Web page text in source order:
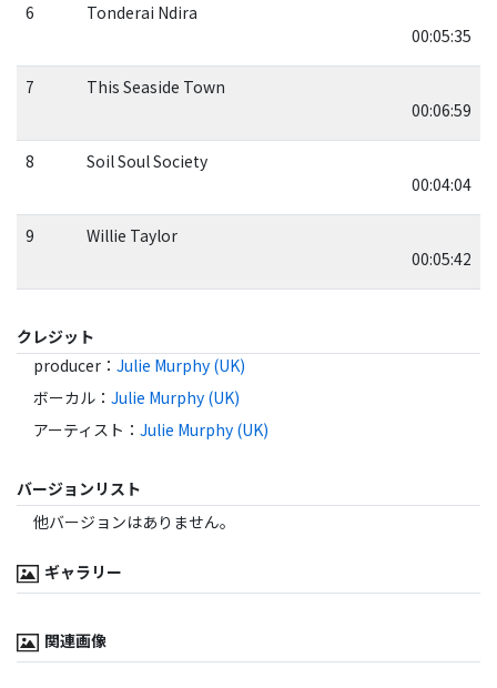
6
Tonderai Ndira
00:05:35
7
This Seaside Town
00:06:59
8
Soil Soul Society
00:04:04
9
Willie Taylor
00:05:42
クレジット
producer ： Julie Murphy (UK)
ボーカル ： Julie Murphy (UK)
アーティスト ： Julie Murphy (UK)
バージョンリスト
他バージョンはありません。
ギャラリー
関連画像